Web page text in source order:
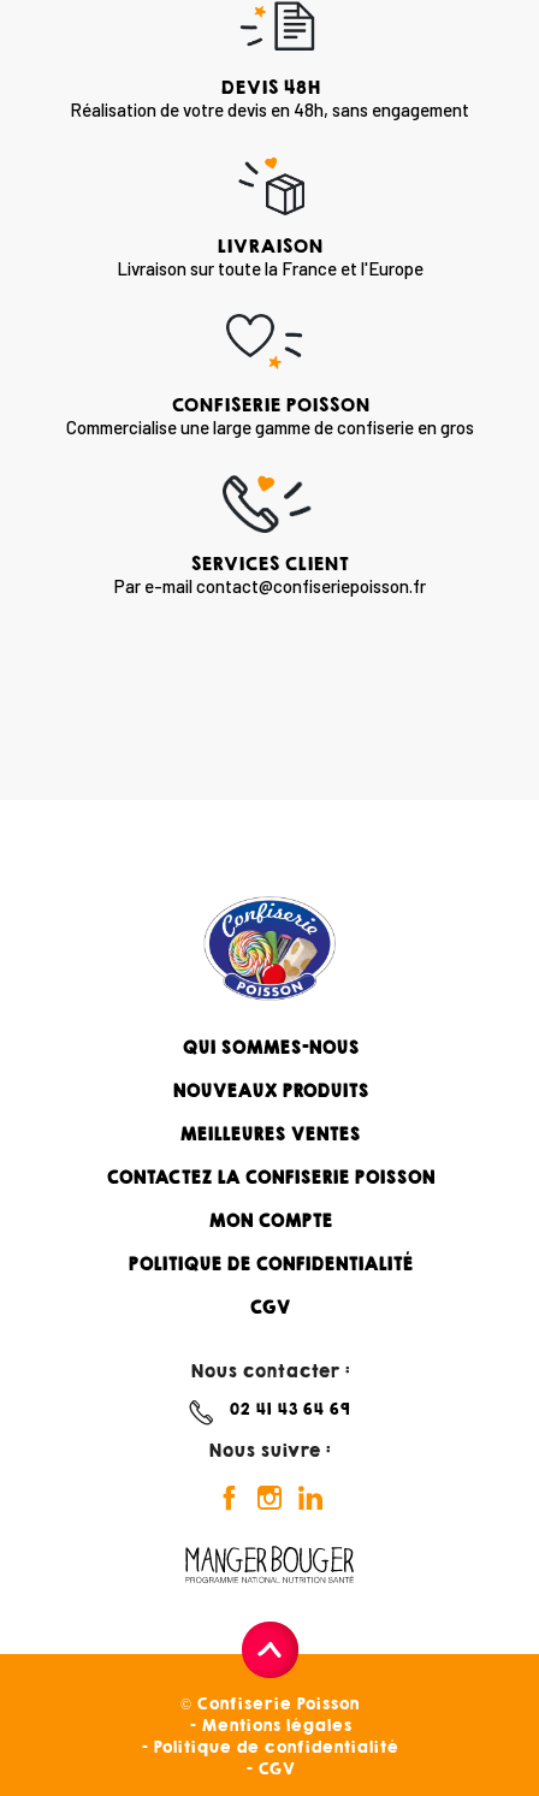
DEVIS 48H
Réalisation de votre devis en 48h, sans engagement
LIVRAISON
Livraison sur toute la France et l'Europe
CONFISERIE POISSON
Commercialise une large gamme de confiserie en gros
SERVICES CLIENT
Par e-mail contact@confiseriepoisson.fr
QUI SOMMES-NOUS
NOUVEAUX PRODUITS
MEILLEURES VENTES
CONTACTEZ LA CONFISERIE POISSON
MON COMPTE
POLITIQUE DE CONFIDENTIALITÉ
CGV
Nous contacter :
02 41 43 64 69
Nous suivre :
© Confiserie Poisson
Mentions légales
Politique de confidentialité
CGV